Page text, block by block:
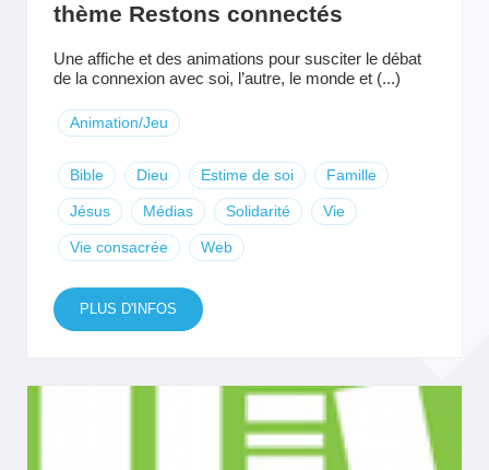
thème Restons connectés
Une affiche et des animations pour susciter le débat
de la connexion avec soi, l’autre, le monde et (...)
Animation/Jeu
Bible Dieu Estime de soi Famille
Jésus Médias Solidarité Vie
Vie consacrée Web
PLUS D'INFOS